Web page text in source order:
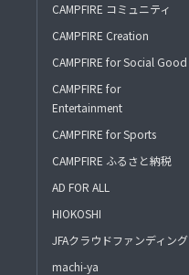
CAMPFIRE コミュニティ
CAMPFIRE Creation
CAMPFIRE for Social Good
CAMPFIRE for
Entertainment
CAMPFIRE for Sports
CAMPFIRE ふるさと納税
AD FOR ALL
HIOKOSHI
JFAクラウドファンディング
machi-ya